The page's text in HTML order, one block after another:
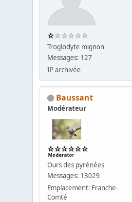
Troglodyte mignon
Messages: 127
IP archivée
Baussant
Modérateur
Ours des pyrénées
Messages: 13029
Emplacement: Franche-
Comté